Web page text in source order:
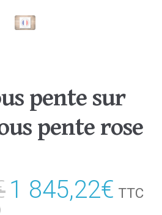
pente sur
pente rose
Le
1 845,22€Le
TTC